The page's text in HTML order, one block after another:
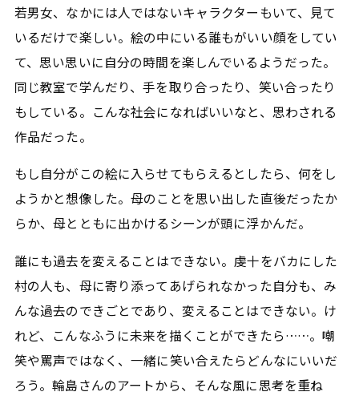
若男女、なかには人ではないキャラクターもいて、見て
いるだけで楽しい。絵の中にいる誰もがいい顔をしてい
て、思い思いに自分の時間を楽しんでいるようだった。
同じ教室で学んだり、手を取り合ったり、笑い合ったり
もしている。こんな社会になればいいなと、思わされる
作品だった。
もし自分がこの絵に入らせてもらえるとしたら、何をし
ようかと想像した。母のことを思い出した直後だったか
らか、母とともに出かけるシーンが頭に浮かんだ。
誰にも過去を変えることはできない。虔十をバカにした
村の人も、母に寄り添ってあげられなかった自分も、み
んな過去のできごとであり、変えることはできない。け
れど、こんなふうに未来を描くことができたら……。嘲
笑や罵声ではなく、一緒に笑い合えたらどんなにいいだ
ろう。輪島さんのアートから、そんな風に思考を重ね